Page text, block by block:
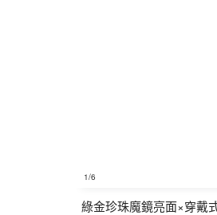
1/6
綠金珍珠魔鏡亮面×穿戴